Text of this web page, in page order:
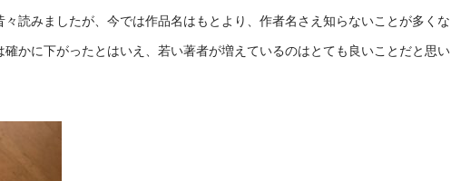
読みましたが、今では作品名はもとより、作者名さえ知らないことが多くな
かに下がったとはいえ、若い著者が増えているのはとても良いことだと思い